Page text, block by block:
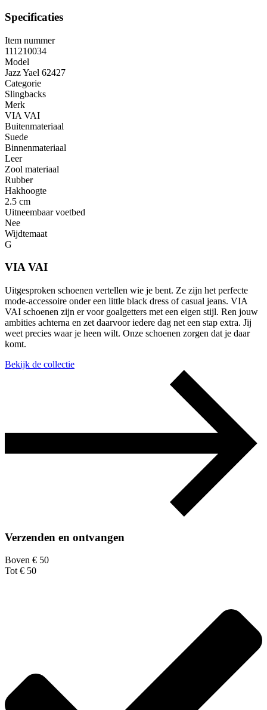
Specificaties
Item nummer
111210034
Model
Jazz Yael 62427
Categorie
Slingbacks
Merk
VIA VAI
Buitenmateriaal
Suede
Binnenmateriaal
Leer
Zool materiaal
Rubber
Hakhoogte
2.5 cm
Uitneembaar voetbed
Nee
Wijdtemaat
G
VIA VAI
Uitgesproken schoenen vertellen wie je bent. Ze zijn het perfecte
mode-accessoire onder een little black dress of casual jeans. VIA
VAI schoenen zijn er voor goalgetters met een eigen stijl. Ren jouw
ambities achterna en zet daarvoor iedere dag net een stap extra. Jij
weet precies waar je heen wilt. Onze schoenen zorgen dat je daar
komt.
Bekijk de collectie
Verzenden en ontvangen
Boven € 50
Tot € 50